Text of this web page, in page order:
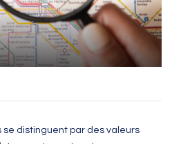
distinguent par des valeurs